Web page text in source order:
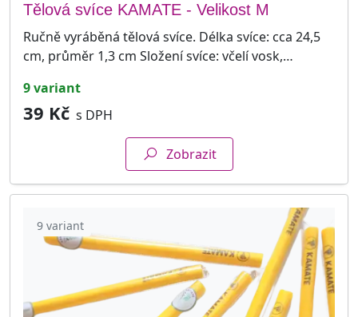
Tělová svíce KAMATE - Velikost M
Ručně vyráběná tělová svíce. Délka svíce: cca 24,5
cm, průměr 1,3 cm Složení svíce: včelí vosk,…
9 variant
39 Kč s DPH
Zobrazit
9 variant